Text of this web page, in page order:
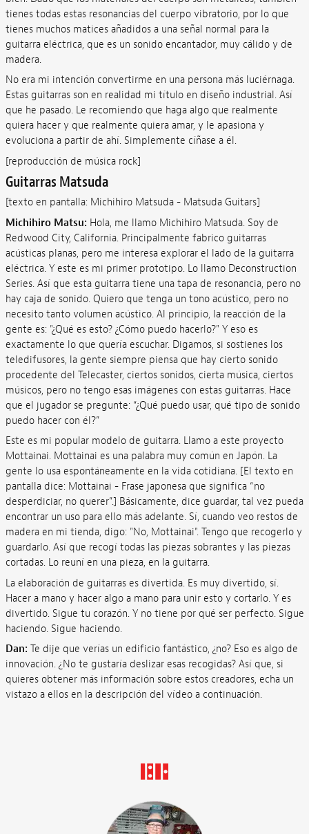
tienes todas estas resonancias del cuerpo vibratorio, por lo que
tienes muchos matices añadidos a una señal normal para la
guitarra eléctrica, que es un sonido encantador, muy cálido y de
madera.
No era mi intención convertirme en una persona más luciérnaga.
Estas guitarras son en realidad mi título en diseño industrial. Así
que he pasado. Le recomiendo que haga algo que realmente
quiera hacer y que realmente quiera amar, y le apasiona y
evoluciona a partir de ahí. Simplemente cíñase a él.
[reproducción de música rock]
Guitarras Matsuda
[texto en pantalla: Michihiro Matsuda - Matsuda Guitars]
Michihiro Matsu: Hola, me llamo Michihiro Matsuda. Soy de
Redwood City, California. Principalmente fabrico guitarras
acústicas planas, pero me interesa explorar el lado de la guitarra
eléctrica. Y este es mi primer prototipo. Lo llamo Deconstruction
Series. Así que esta guitarra tiene una tapa de resonancia, pero no
hay caja de sonido. Quiero que tenga un tono acústico, pero no
necesito tanto volumen acústico. Al principio, la reacción de la
gente es: "¿Qué es esto? ¿Cómo puedo hacerlo?" Y eso es
exactamente lo que quería escuchar. Digamos, si sostienes los
teledifusores, la gente siempre piensa que hay cierto sonido
procedente del Telecaster, ciertos sonidos, cierta música, ciertos
músicos, pero no tengo esas imágenes con estas guitarras. Hace
que el jugador se pregunte: “¿Qué puedo usar, qué tipo de sonido
puedo hacer con él?”
Este es mi popular modelo de guitarra. Llamo a este proyecto
Mottainai. Mottainai es una palabra muy común en Japón. La
gente lo usa espontáneamente en la vida cotidiana. [El texto en
pantalla dice: Mottainai - Frase japonesa que significa “no
desperdiciar, no querer”.] Básicamente, dice guardar, tal vez pueda
encontrar un uso para ello más adelante. Sí, cuando veo restos de
madera en mi tienda, digo: "No, Mottainai". Tengo que recogerlo y
guardarlo. Así que recogí todas las piezas sobrantes y las piezas
cortadas. Lo reuní en una pieza, en la guitarra.
La elaboración de guitarras es divertida. Es muy divertido, sí.
Hacer a mano y hacer algo a mano para unir esto y cortarlo. Y es
divertido. Sigue tu corazón. Y no tiene por qué ser perfecto. Sigue
haciendo. Sigue haciendo.
Dan: Te dije que verías un edificio fantástico, ¿no? Eso es algo de
innovación. ¿No te gustaría deslizar esas recogidas? Así que, si
quieres obtener más información sobre estos creadores, echa un
vistazo a ellos en la descripción del vídeo a continuación.